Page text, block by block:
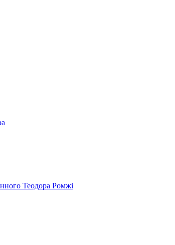
Теодора Ромжі